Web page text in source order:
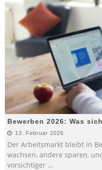
Bewerben 2026: Was
13. Februar 2026
Der Arbeitsmarkt bleibt in
wachsen, andere sparen,
vorsichtiger ...